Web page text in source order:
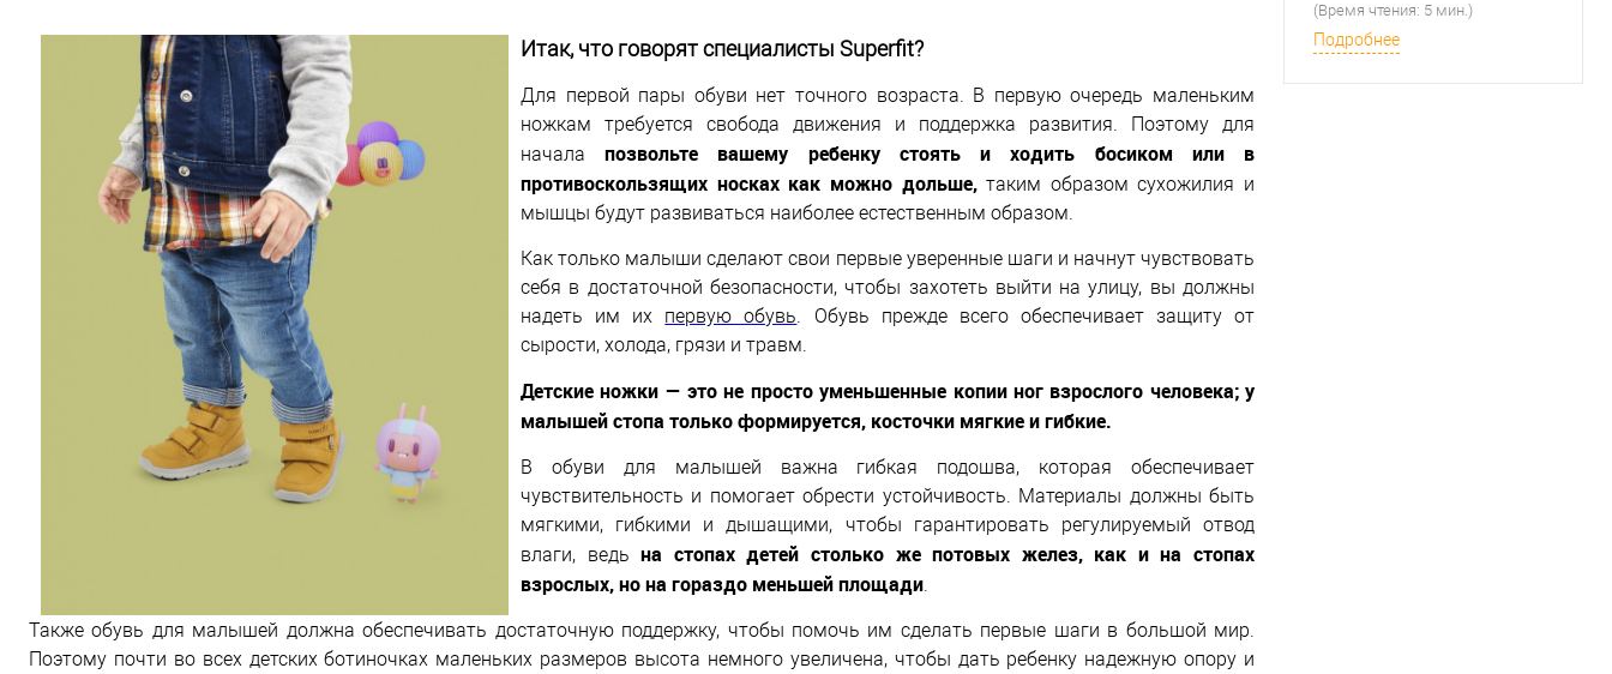
Итак, что говорят специалисты Superfit?
Для первой пары обуви нет точного возраста. В первую очередь маленьким
ножкам требуется свобода движения и поддержка развития. Поэтому для
началапозвольте вашему ребенку стоять и ходить босиком или в
противоскользящих носках как можно дольше,таким образом сухожилия и
мышцы будут развиваться наиболее естественным образом.
Как только малыши сделают свои первые уверенные шаги и начнут чувствовать
себя в достаточной безопасности, чтобы захотеть выйти на улицу, вы должны
надеть им их первую обувь. Обувь прежде всего обеспечивает защиту от
сырости, холода, грязи и травм.
Детские ножки — это не просто уменьшенные копии ног взрослого человека; у
малышей стопа только формируется, косточки мягкие и гибкие.
В обуви для малышей важна гибкая подошва, которая обеспечивает
чувствительность и помогает обрести устойчивость. Материалы должны быть
мягкими, гибкими и дышащими, чтобы гарантировать регулируемый отвод
влаги, ведьна стопах детей столько же потовых желез, как и на стопах
взрослых, но на гораздо меньшей площади.
Также обувь для малышей должна обеспечивать достаточную поддержку, чтобы помочь им сделать первые шаги в большой мир.
Поэтому почти во всех детских ботиночках маленьких размеров высота немного увеличена, чтобы дать ребенку надежную опору и
(Время чтения: 5 мин.)
Подробнее